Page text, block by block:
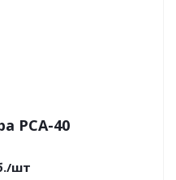
PCA-40
/шт